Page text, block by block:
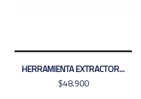
HERRAMIENTA EXTRACTOR...
$48.900